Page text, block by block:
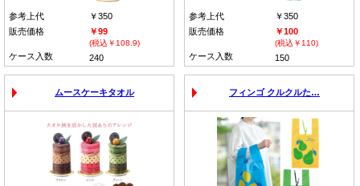
参考上代
￥350
販売価格
￥99
(税込￥108.9)
ケース入数 240
参考上代
￥350
販売価格
￥100
(税込￥110)
ケース入数 150
ムースケーキタオル フィンゴ クルクルた…